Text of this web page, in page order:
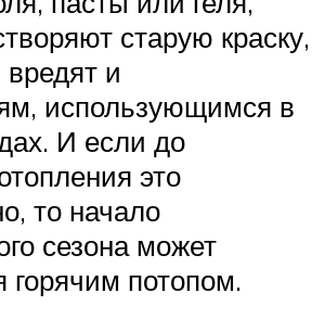
старую краску,
и
использующимся в
И если до
это
то начало
сезона может
горячим потопом.